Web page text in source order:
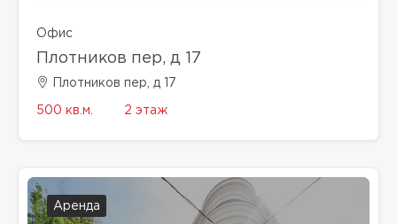
Офис
Плотников пер, д 17
Плотников пер, д 17
500 кв.м. 2 этаж
Аренда